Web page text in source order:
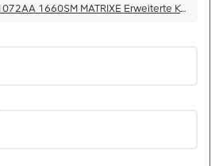
Alcatel Lucent 3AL81072AA 1660SM MATRIXE Erweiterte Karte